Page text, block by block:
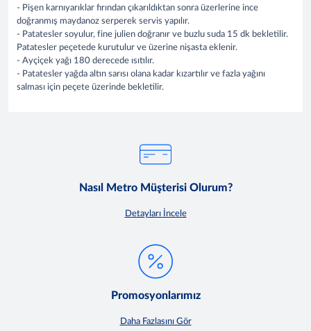
- Pişen karnıyarıklar fırından çıkarıldıktan sonra üzerlerine ince
doğranmış maydanoz serperek servis yapılır.
- Patatesler soyulur, fine julien doğranır ve buzlu suda 15 dk bekletilir.
Patatesler peçetede kurutulur ve üzerine nişasta eklenir.
- Ayçiçek yağı 180 derecede ısıtılır.
- Patatesler yağda altın sarısı olana kadar kızartılır ve fazla yağını
salması için peçete üzerinde bekletilir.
Nasıl Metro Müşterisi Olurum?
Detayları İncele
Promosyonlarımız
Daha Fazlasını Gör